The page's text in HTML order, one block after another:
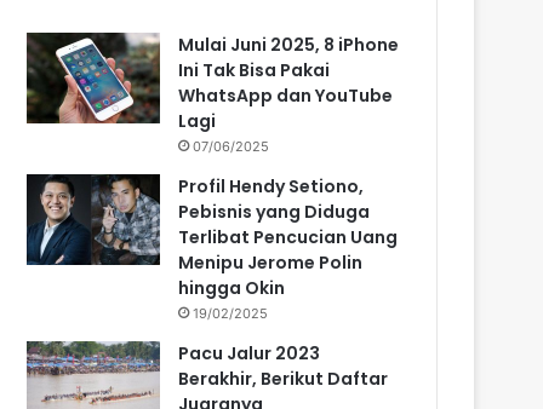
Mulai Juni 2025, 8 iPhone
Ini Tak Bisa Pakai
WhatsApp dan YouTube
Lagi
07/06/2025
Profil Hendy Setiono,
Pebisnis yang Diduga
Terlibat Pencucian Uang
Menipu Jerome Polin
hingga Okin
19/02/2025
Pacu Jalur 2023
Berakhir, Berikut Daftar